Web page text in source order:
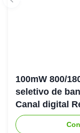
100mW 800/
seletivo de
Canal digital
Bda Pico